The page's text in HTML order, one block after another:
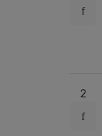
2